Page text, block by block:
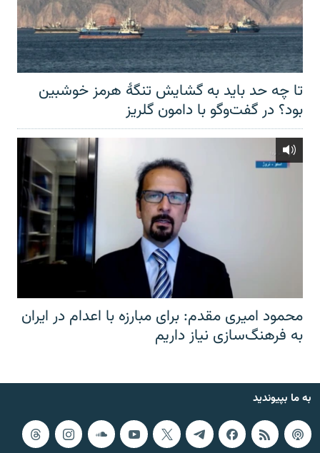
تا چه حد باید به گشایش تنگهٔ هرمز خوشبین
بود؟ در گفت‌وگو با دامون گلریز
محمود امیری مقدم: برای مبارزه با اعدام در ایران
به فرهنگ‌سازی نیاز داریم
به ما بپیوندید